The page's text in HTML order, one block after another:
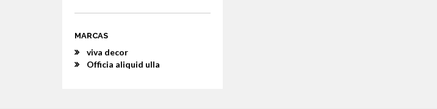
MARCAS
viva decor
Officia aliquid ulla